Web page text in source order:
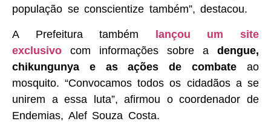
população se conscientize também”, destacou.
A Prefeitura também lançou um site
exclusivo com informações sobre a dengue,
chikungunya e as ações de combate ao
mosquito. “Convocamos todos os cidadãos a se
unirem a essa luta”, afirmou o coordenador de
Endemias, Alef Souza Costa.